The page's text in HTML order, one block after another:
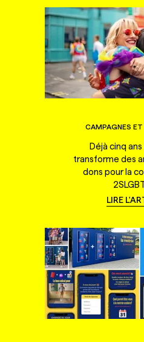
CAMPAGNES
Déjà cinq
transforme des
dons pour la
LIRE